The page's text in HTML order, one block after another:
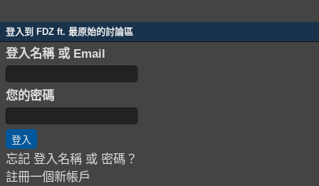
登入到 FDZ ft. 最原始的討論區
登入名稱 或 Email
您的密碼
忘記 登入名稱 或 密碼？
註冊一個新帳戶